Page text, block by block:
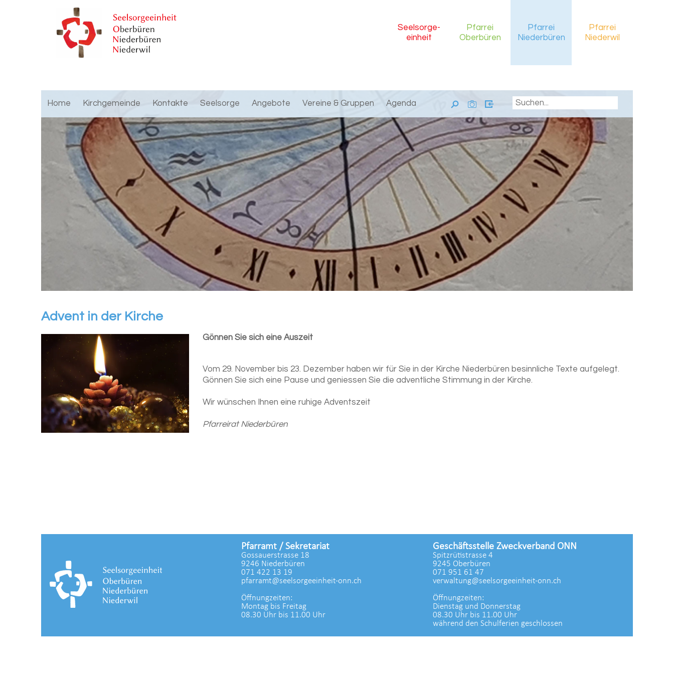
Seelsorge-
einheit
Pfarrei
Oberbüren
Pfarrei
Niederbüren
Pfarrei
Niederwil
Home Kirchgemeinde Kontakte Seelsorge Angebote Vereine & Gruppen Agenda
Ad­vent in der Kir­che
Gönnen Sie sich eine Auszeit
Vom 29. November bis 23. Dezember haben wir für Sie in der Kirche Niederbüren besinnliche Texte aufgelegt.
Gönnen Sie sich eine Pause und geniessen Sie die adventliche Stimmung in der Kirche.
Wir wünschen Ihnen eine ruhige Adventszeit
Pfarreirat Niederbüren
Pfarramt / Sekretariat
Gossauerstrasse 18
9246 Niederbüren
071 422 13 19
pfarramt@seelsorgeeinheit-onn.ch
Öffnungzeiten:
Montag bis Freitag
08.30 Uhr bis 11.00 Uhr
Geschäftsstelle Zweckverband ONN
Spitzrütistrasse 4
9245 Oberbüren
071 951 61 47
verwaltung@seelsorgeeinheit-onn.ch
Öffnungzeiten:
Dienstag und Donnerstag
08.30 Uhr bis 11.00 Uhr
während den Schulferien geschlossen